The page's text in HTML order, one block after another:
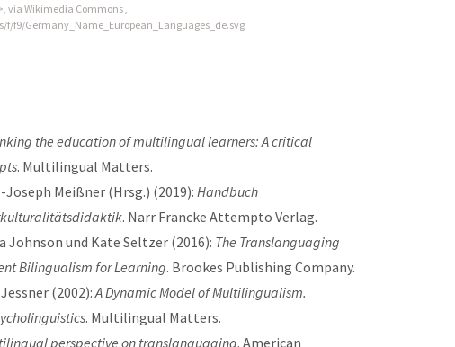
Wikimedia Commons ,
Germany_Name_European_Languages_de.svg
the education of multilingual learners: A critical
. Multilingual Matters.
Joseph Meißner (Hrsg.) (2019): Handbuch
. Narr Francke Attempto Verlag.
Johnson und Kate Seltzer (2016): The Translanguaging
Bilingualism for Learning. Brookes Publishing Company.
(2002): A Dynamic Model of Multilingualism.
. Multilingual Matters.
perspective on translanguaging. American